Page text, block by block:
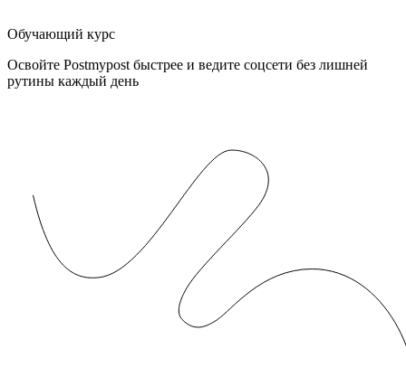
Обучающий курс
Освойте Postmypost быстрее и ведите соцсети без лишней
рутины каждый день